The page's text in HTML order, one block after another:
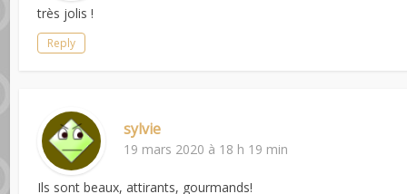
très jolis !
Reply
sylvie
19 mars 2020 à 18 h 19 min
Ils sont beaux, attirants, gourmands!